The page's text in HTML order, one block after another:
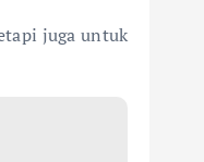
juga untuk